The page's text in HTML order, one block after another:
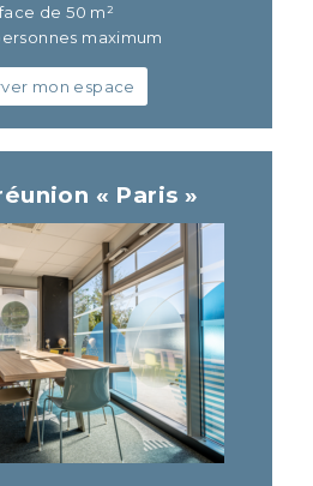
de 50 m²
maximum
mon espace
« Paris »